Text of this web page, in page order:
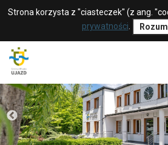
Strona korzysta z "ciasteczek" (z ang.
prywatności